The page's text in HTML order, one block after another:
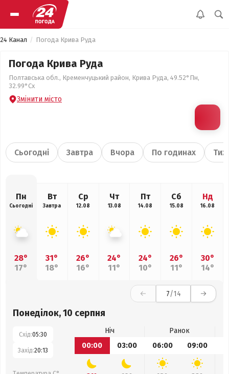
24 Канал Погода Крива Руда
Погода Крива Руда
Полтавська обл., Кременчуцький район, Крива Руда, 49.52°Пн,
32.99°Сх
Змінити місто
Сьогодні Завтра Вчора По годинах
Пн
Сьогодні
28°
17°
Вт
Завтра
31°
18°
Ср
12.08
26°
16°
Чт
13.08
24°
11°
Пт
14.08
24°
10°
Сб
15.08
26°
11°
Нд
16.08
30°
14°
7/14
Понеділок, 10 серпня
Схід:05:30
Захід:20:13
Ніч
Ранок
00:00
03:00 06:00 09:00